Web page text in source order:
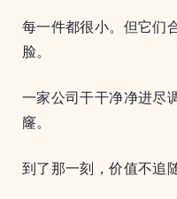
每一件都很小。但它们
脸。
一家公司干干净净进尽
窿。
到了那一刻，价值不追